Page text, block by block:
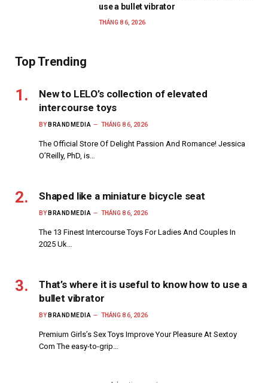
use a bullet vibrator
THÁNG 8 6, 2026
Top Trending
New to LELO’s collection of elevated
intercourse toys
BY BRANDMEDIA THÁNG 8 6, 2026
The Official Store Of Delight Passion And Romance! Jessica
O’Reilly, PhD, is…
Shaped like a miniature bicycle seat
BY BRANDMEDIA THÁNG 8 6, 2026
The 13 Finest Intercourse Toys For Ladies And Couples In
2025 Uk…
That’s where it is useful to know how to use a
bullet vibrator
BY BRANDMEDIA THÁNG 8 6, 2026
Premium Girls’s Sex Toys Improve Your Pleasure At Sextoy
Com The easy-to-grip…